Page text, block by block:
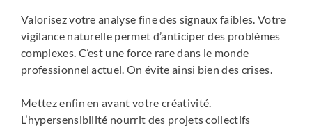
Valorisez votre analyse fine des signaux faibles. Votre
vigilance naturelle permet d’anticiper des problèmes
complexes. C’est une force rare dans le monde
professionnel actuel. On évite ainsi bien des crises.
Mettez enfin en avant votre créativité.
L’hypersensibilité nourrit des projets collectifs